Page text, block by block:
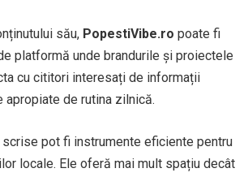
său, PopestiVibe.ro poate fi
platformă unde brandurile și proiectele
cu cititori interesați de informații
de rutina zilnică.
pot fi instrumente eficiente pentru
locale. Ele oferă mai mult spațiu decât